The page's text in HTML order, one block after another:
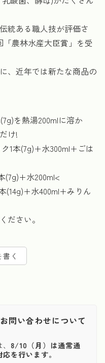
統ある職人技が評価さ
農林水産大臣賞」を受
、近年では新たな商品の
を熱湯200mlに溶か
け!
ク1本(7g)+水300ml+ごは
(7g)+水200ml<
(14g)+水400ml+みりん
ださい。
く
問い合わせについて
8/10（月）は通常通
を行います。